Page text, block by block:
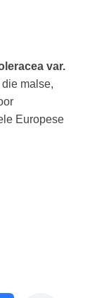
var.
malse,
Europese